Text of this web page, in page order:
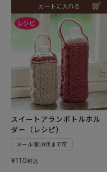
カートに入れる
スイートアランボトルホル
ダー（レシピ）
メール便10個まで可
¥110税込